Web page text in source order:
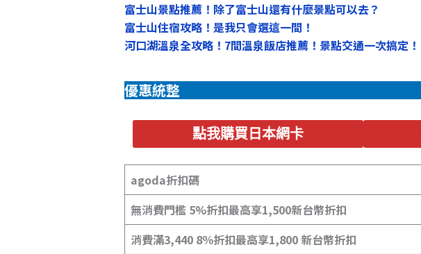
富士山景點推薦！除了富士山還有什麼景點可以去？
富士山住宿攻略！是我只會選這一間！
河口湖溫泉全攻略！7間溫泉飯店推薦！景點交通一次搞定！
優惠統整
點我購買日本網卡
agoda折扣碼
無消費門檻 5%折扣最高享1,500新台幣折扣
消費滿3,440 8％折扣最高享1,800 新台幣折扣